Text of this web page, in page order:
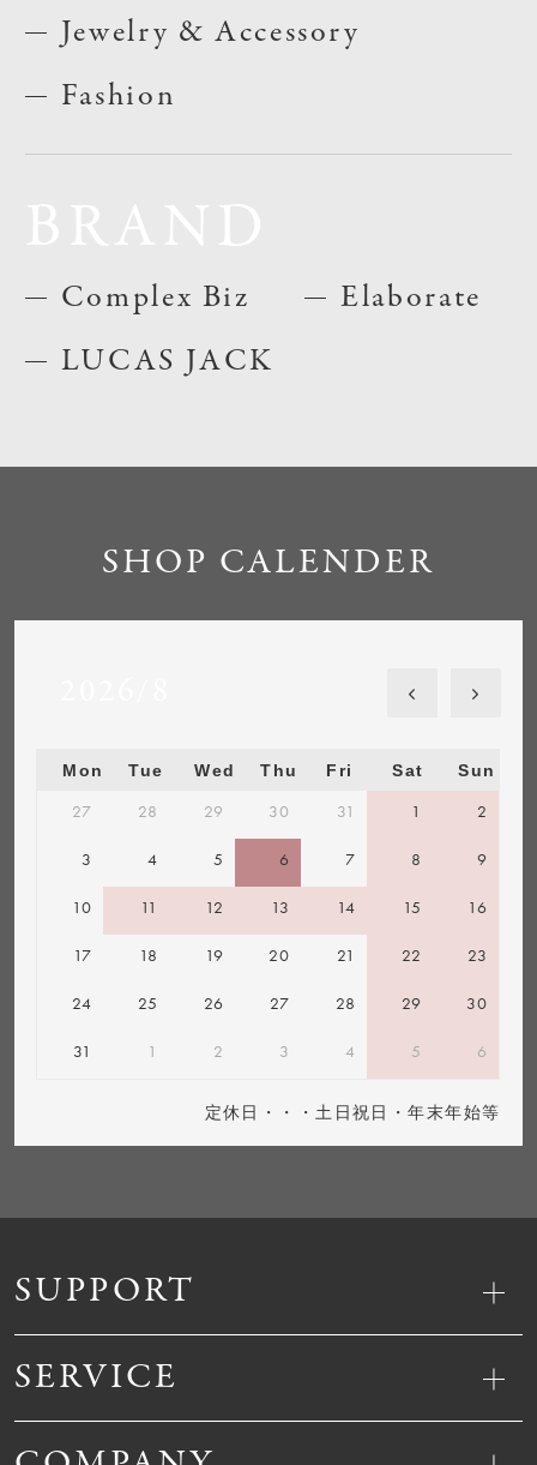
Jewelry & Accessory
Fashion
Complex Biz
LUCAS JACK
Elaborate
SUPPORT
SERVICE
SHOP CALENDER
Mon Tue Wed Thu Fri Sat Sun
27 28 29 30 31 1 2
3 4 5 6 7 8 9
10 11 12 13 14 15 16
17 18 19 20 21 22 23
24 25 26 27 28 29 30
31 1 2 3 4 5 6
定休日・・・土日祝日・年末年始等